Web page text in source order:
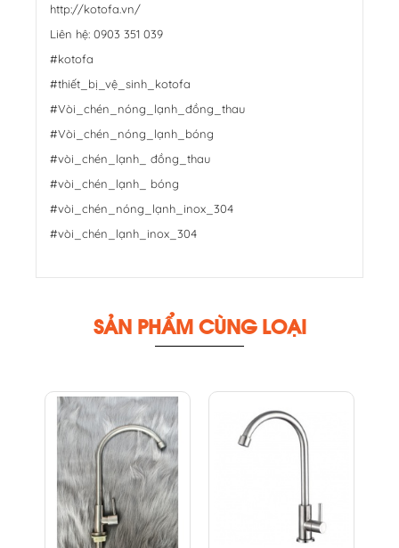
http://kotofa.vn/
Liên hệ: 0903 351 039
#kotofa
#thiết_bị_vệ_sinh_kotofa
#Vòi_chén_nóng_lạnh_đồng_thau
#Vòi_chén_nóng_lạnh_bóng
#vòi_chén_lạnh_ đồng_thau
#vòi_chén_lạnh_ bóng
#vòi_chén_nóng_lạnh_inox_304
#vòi_chén_lạnh_inox_304
SẢN PHẨM CÙNG LOẠI